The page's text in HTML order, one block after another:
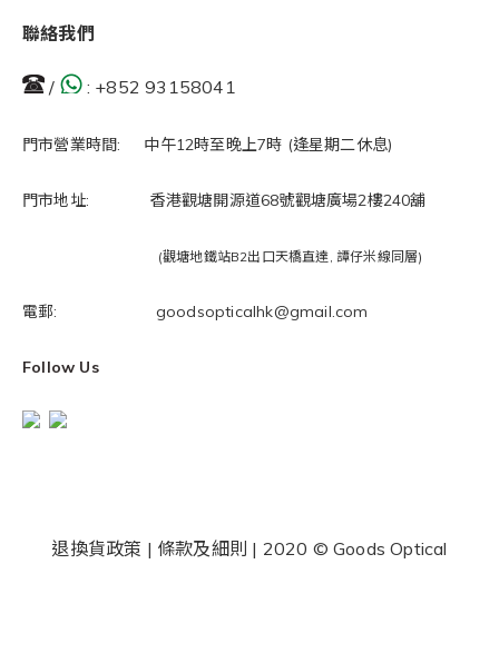
聯絡我們
/ : +852 93158041
門市營業時間: 中午12時至晚上7時 (逢星期二休息)
門市地址: 香港觀塘開源道68號觀塘廣場2樓240舖
(觀塘地鐵站B2出口天橋直達, 譚仔米線同層)
電郵: goodsopticalhk@gmail.com
Follow Us
退換貨政策 | 條款及細則 | 2020 © Goods Optical